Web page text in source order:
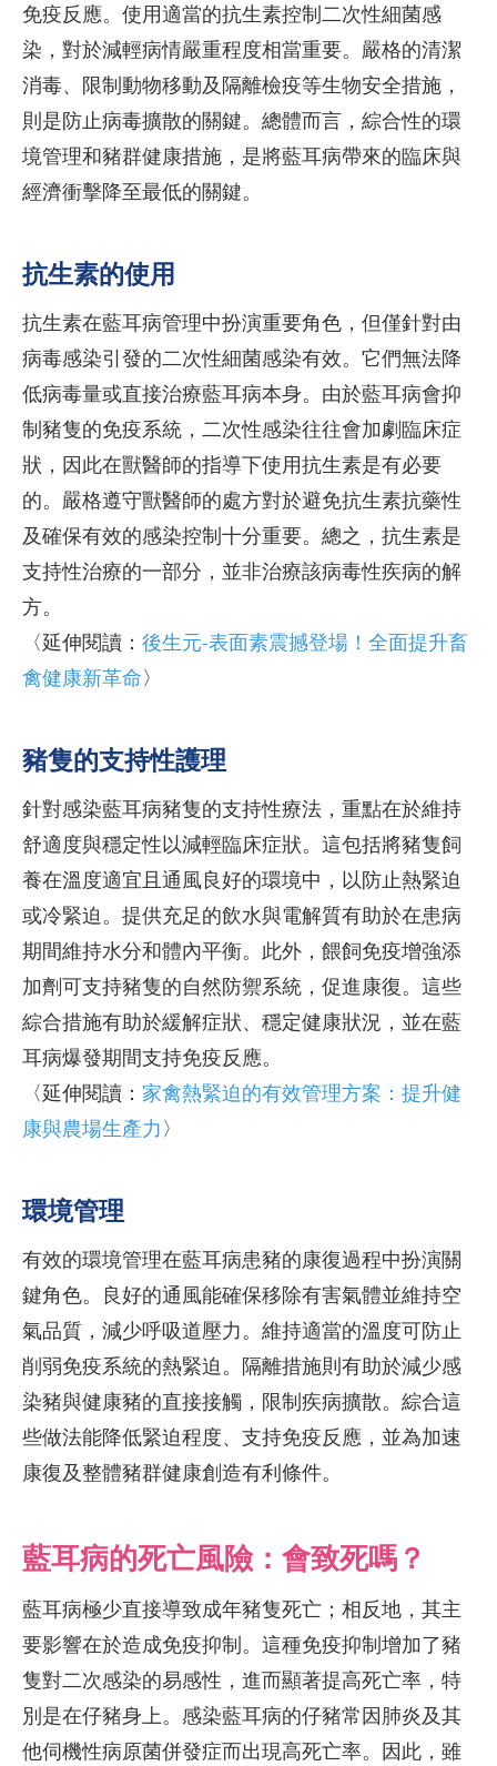
免疫反應。使用適當的抗生素控制二次性細菌感
染，對於減輕病情嚴重程度相當重要。嚴格的清潔
消毒、限制動物移動及隔離檢疫等生物安全措施，
則是防止病毒擴散的關鍵。總體而言，綜合性的環
境管理和豬群健康措施，是將藍耳病帶來的臨床與
經濟衝擊降至最低的關鍵。
抗生素的使用
抗生素在藍耳病管理中扮演重要角色，但僅針對由
病毒感染引發的二次性細菌感染有效。它們無法降
低病毒量或直接治療藍耳病本身。由於藍耳病會抑
制豬隻的免疫系統，二次性感染往往會加劇臨床症
狀，因此在獸醫師的指導下使用抗生素是有必要
的。嚴格遵守獸醫師的處方對於避免抗生素抗藥性
及確保有效的感染控制十分重要。總之，抗生素是
支持性治療的一部分，並非治療該病毒性疾病的解
方。
〈延伸閱讀： 後生元-表面素震撼登場！全面提升畜
禽健康新革命〉
豬隻的支持性護理
針對感染藍耳病豬隻的支持性療法，重點在於維持
舒適度與穩定性以減輕臨床症狀。這包括將豬隻飼
養在溫度適宜且通風良好的環境中，以防止熱緊迫
或冷緊迫。提供充足的飲水與電解質有助於在患病
期間維持水分和體內平衡。此外，餵飼免疫增強添
加劑可支持豬隻的自然防禦系統，促進康復。這些
綜合措施有助於緩解症狀、穩定健康狀況，並在藍
耳病爆發期間支持免疫反應。
〈延伸閱讀： 家禽熱緊迫的有效管理方案：提升健
康與農場生產力〉
環境管理
有效的環境管理在藍耳病患豬的康復過程中扮演關
鍵角色。良好的通風能確保移除有害氣體並維持空
氣品質，減少呼吸道壓力。維持適當的溫度可防止
削弱免疫系統的熱緊迫。隔離措施則有助於減少感
染豬與健康豬的直接接觸，限制疾病擴散。綜合這
些做法能降低緊迫程度、支持免疫反應，並為加速
康復及整體豬群健康創造有利條件。
藍耳病的死亡風險：會致死嗎？
藍耳病極少直接導致成年豬隻死亡；相反地，其主
要影響在於造成免疫抑制。這種免疫抑制增加了豬
隻對二次感染的易感性，進而顯著提高死亡率，特
別是在仔豬身上。感染藍耳病的仔豬常因肺炎及其
他伺機性病原菌併發症而出現高死亡率。因此，雖